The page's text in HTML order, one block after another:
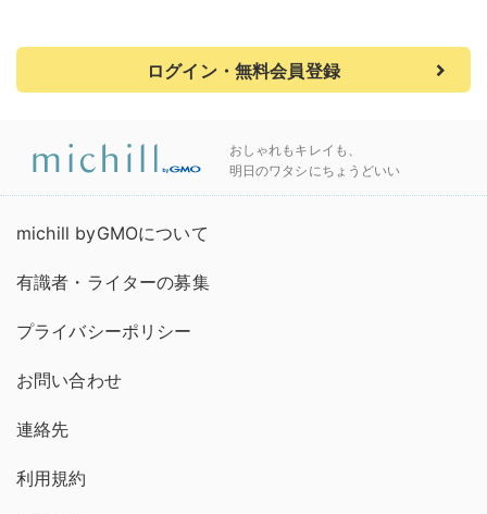
ログイン・無料会員登録
おしゃれもキレイも、
明日のワタシにちょうどいい
michill byGMOについて
有識者・ライターの募集
プライバシーポリシー
お問い合わせ
連絡先
利用規約